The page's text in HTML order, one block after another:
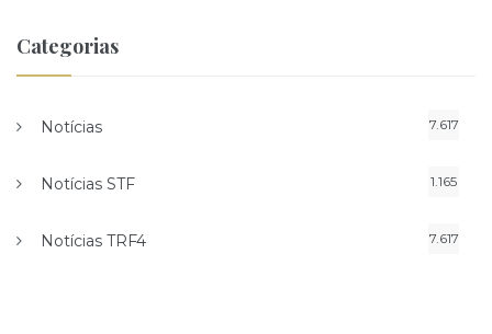
Categorias
Notícias 7.617
Notícias STF 1.165
Notícias TRF4 7.617